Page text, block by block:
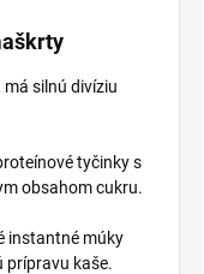
silnú divíziu
tyčinky s
obsahom cukru.
instantné múky
prípravu kaše.